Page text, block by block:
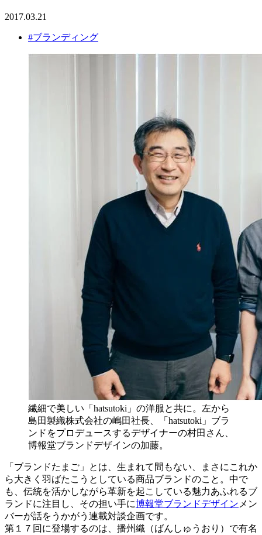
2017.03.21
#ブランディング
繊細で美しい「hatsutoki」の洋服と共に。左から
島田製織株式会社の嶋田社長、「hatsutoki」ブラ
ンドをプロデュースするデザイナーの村田さん、
博報堂ブランドデザインの加藤。
「ブランドたまご」とは、生まれて間もない、まさにこれか
ら大きく羽ばたこうとしている商品ブランドのこと。中で
も、伝統を活かしながら革新を起こしている魅力あふれるブ
ランドに注目し、その担い手に博報堂ブランドデザインメン
バーが話をうかがう連載対談企画です。
第１７回に登場するのは、播州織（ばんしゅうおり）で有名